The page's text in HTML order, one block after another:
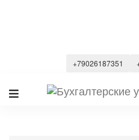
+79026187351